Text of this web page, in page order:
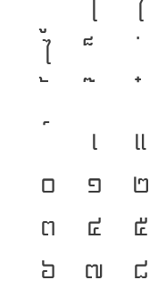
โ
ใ
ไ
เ
แ
๐
๑
๒
๓
๔
๕
๖
๗
๘